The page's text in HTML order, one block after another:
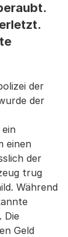
der
der
einen
der
trug
Während
Die
Geld